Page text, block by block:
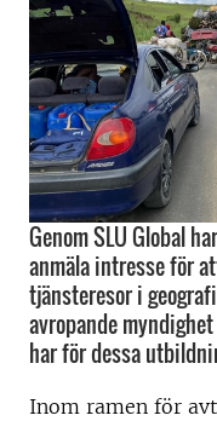
Genom SLU Global
anmäla intresse för
tjänsteresor i
avropande
har för dessa
Inom ramen för